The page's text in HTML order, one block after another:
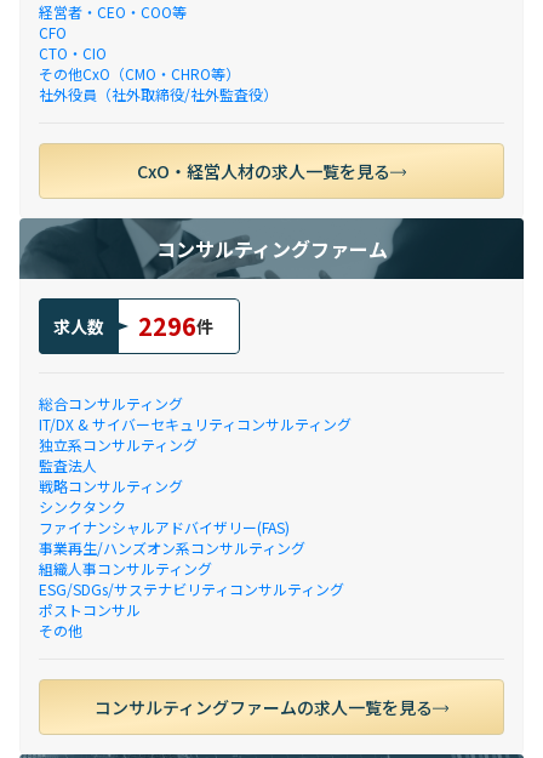
経営者・CEO・COO等
CFO
CTO・CIO
その他CxO（CMO・CHRO等）
社外役員（社外取締役/社外監査役）
CxO・経営人材の求人一覧を見る
コンサルティングファーム
求人数 2296件
総合コンサルティング
IT/DX & サイバーセキュリティコンサルティング
独立系コンサルティング
監査法人
戦略コンサルティング
シンクタンク
ファイナンシャルアドバイザリー(FAS)
事業再生/ハンズオン系コンサルティング
組織人事コンサルティング
ESG/SDGs/サステナビリティコンサルティング
ポストコンサル
その他
コンサルティングファームの求人一覧を見る